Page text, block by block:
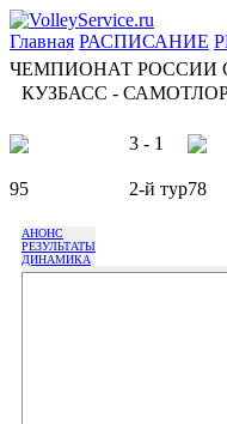
Главная РАСПИСАНИЕ
ЧЕМПИОНАТ РОССИИ
КУЗБАСС -
3 - 1
95 2-й тур78
АНОНС
РЕЗУЛЬТАТЫ
ДИНАМИКА